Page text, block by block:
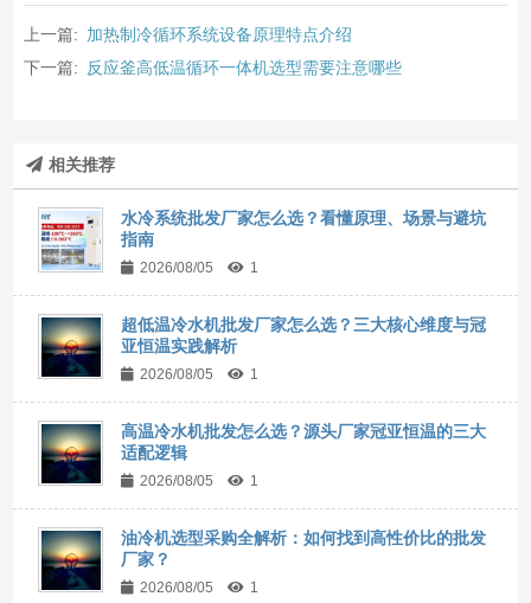
上一篇: 加热制冷循环系统设备原理特点介绍
下一篇:
反应釜高低温循环一体机选型需要注意哪些
相关推荐
水冷系统批发厂家怎么选？看懂原理、场景与避坑
指南
2026/08/05 1
超低温冷水机批发厂家怎么选？三大核心维度与冠
亚恒温实践解析
2026/08/05 1
高温冷水机批发怎么选？源头厂家冠亚恒温的三大
适配逻辑
2026/08/05 1
油冷机选型采购全解析：如何找到高性价比的批发
厂家？
2026/08/05 1